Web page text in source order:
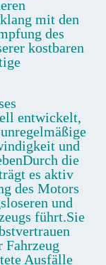
mit den
des
kostbaren
entwickelt,
und
die
es aktiv
des Motors
und
führt.Sie
Fahrzeug
Ausfälle